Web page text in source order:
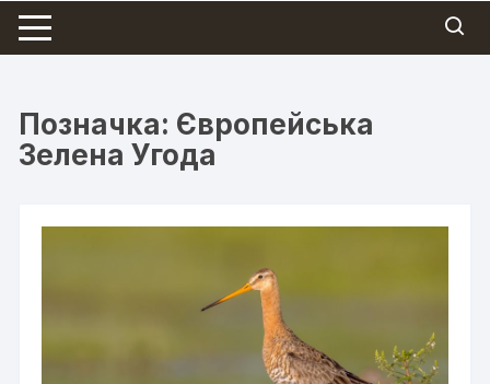
Позначка: Європейська
Зелена Угода